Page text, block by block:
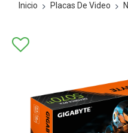
Inicio Placas De Video